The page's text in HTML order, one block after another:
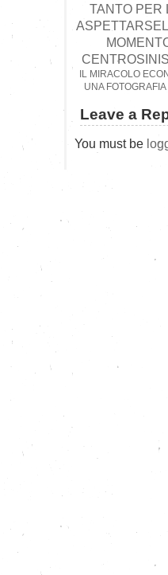
TANTO PER
IL MIRACOLO
UNA
Leave a
You must be